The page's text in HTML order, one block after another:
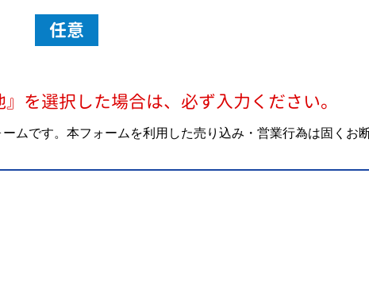
任意
を選択した場合は、必ず入力ください。
ムです。本フォームを利用した売り込み・営業行為は固くお